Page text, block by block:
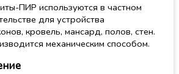
ПИР используются в частном
для устройства
кровель, мансард, полов, стен.
механическим способом.